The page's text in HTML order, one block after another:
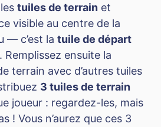
tuiles de terrain et
visible au centre de la
— c’est la tuile de départ
Remplissez ensuite la
terrain avec d’autres tuiles
3 tuiles de terrain
joueur : regardez-les, mais
! Vous n’aurez que ces 3